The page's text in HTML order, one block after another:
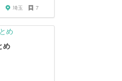
埼玉 7
め